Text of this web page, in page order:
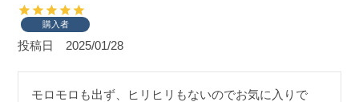
購入者
投稿日 2025/01/28
モロモロも出ず、ヒリヒリもないのでお気に入りで